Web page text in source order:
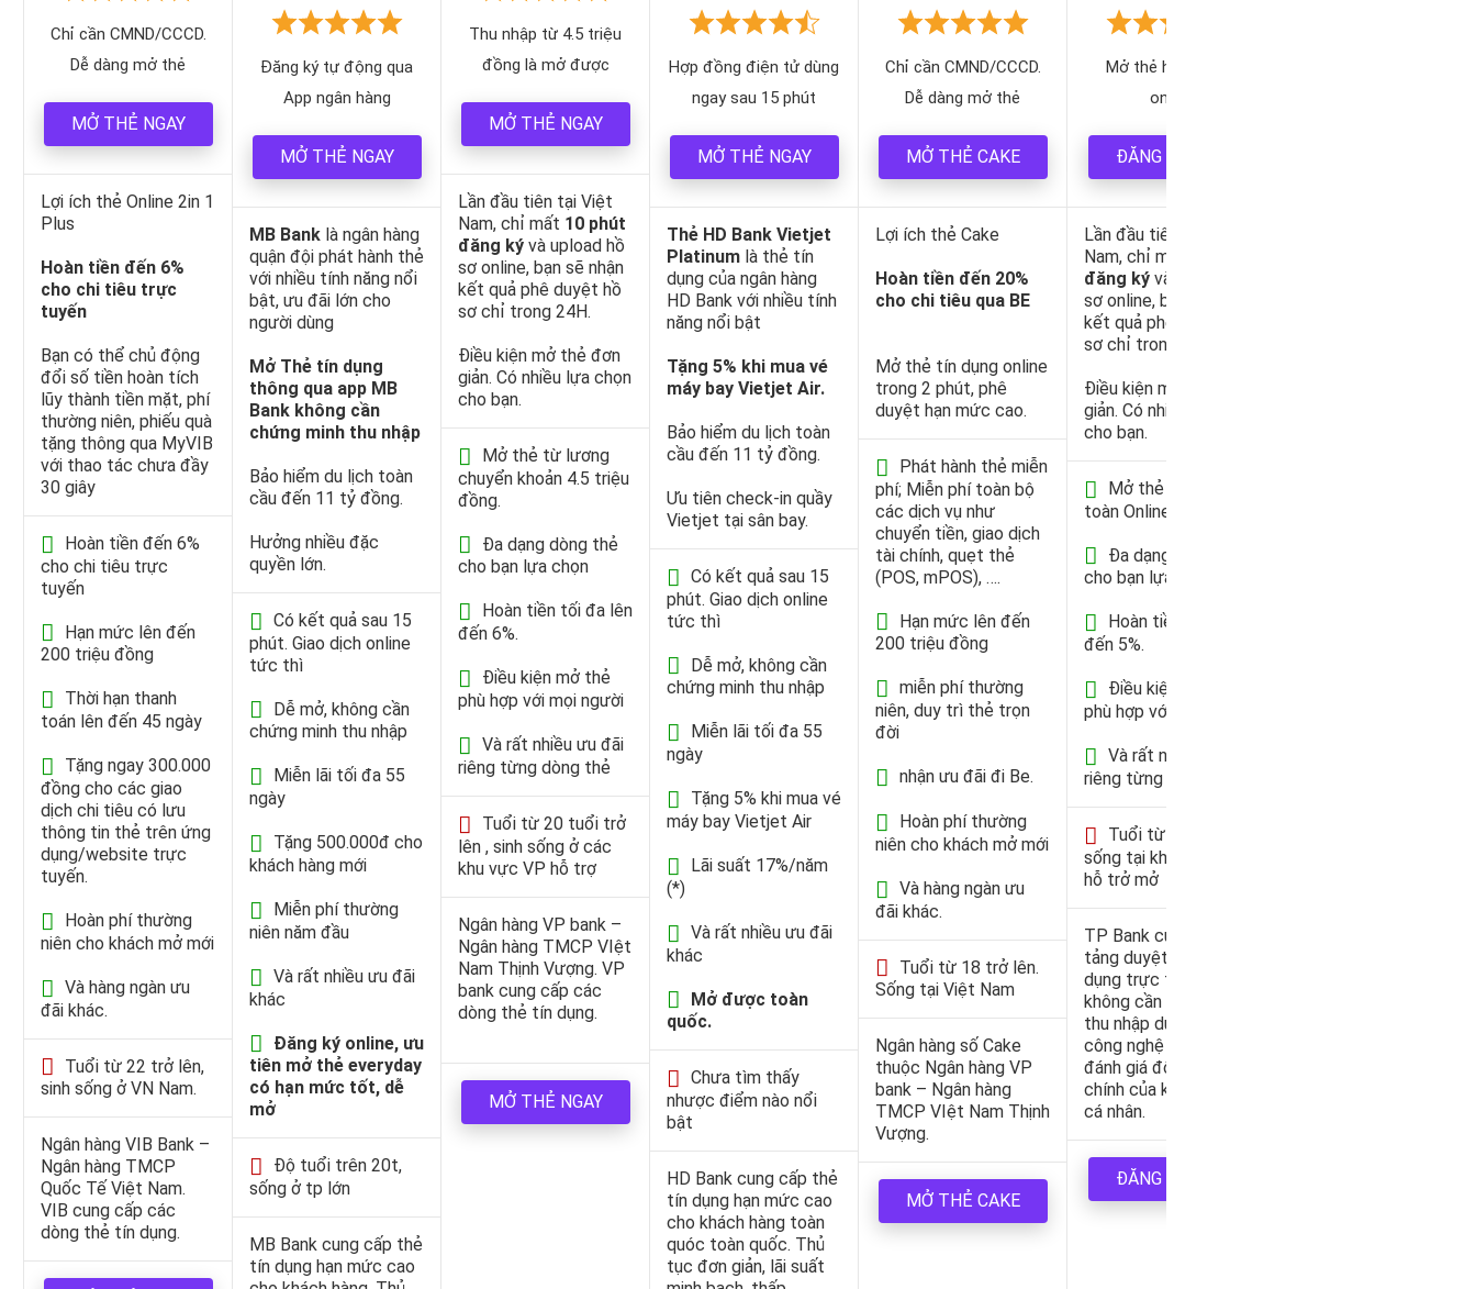
Chỉ cần CMND/CCCD.
Dễ dàng mở thẻ
MỞ THẺ NGAY
Lợi ích thẻ Online 2in 1
Plus
Hoàn tiền đến 6%
cho chi tiêu trực
tuyến
Bạn có thể chủ động
đổi số tiền hoàn tích
lũy thành tiền mặt, phí
thường niên, phiếu quà
tặng thông qua MyVIB
với thao tác chưa đầy
30 giây
Hoàn tiền đến 6%
cho chi tiêu trực
tuyến
Hạn mức lên đến
200 triệu đồng
Thời hạn thanh
toán lên đến 45 ngày
Tặng ngay 300.000
đồng cho các giao
dịch chi tiêu có lưu
thông tin thẻ trên ứng
dụng/website trực
tuyến.
Hoàn phí thường
niên cho khách mở mới
Và hàng ngàn ưu
đãi khác.
Tuổi từ 22 trở lên,
sinh sống ở VN Nam.
Ngân hàng VIB Bank –
Ngân hàng TMCP
Quốc Tế Việt Nam.
VIB cung cấp các
dòng thẻ tín dụng.
Đăng ký tự động qua
App ngân hàng
MỞ THẺ NGAY
MB Bank là ngân hàng
quận đội phát hành thẻ
với nhiều tính năng nổi
bật, ưu đãi lớn cho
người dùng
Mở Thẻ tín dụng
thông qua app MB
Bank không cần
chứng minh thu nhập
Bảo hiểm du lịch toàn
cầu đến 11 tỷ đồng.
Hưởng nhiều đặc
quyền lớn.
Có kết quả sau 15
phút. Giao dịch online
tức thì
Dễ mở, không cần
chứng minh thu nhập
Miễn lãi tối đa 55
ngày
Tặng 500.000đ cho
khách hàng mới
Miễn phí thường
niên năm đầu
Và rất nhiều ưu đãi
khác
Đăng ký online, ưu
tiên mở thẻ everyday
có hạn mức tốt, dễ
mở
Độ tuổi trên 20t,
sống ở tp lớn
MB Bank cung cấp thẻ
tín dụng hạn mức cao
Thu nhập từ 4.5 triệu
đồng là mở được
MỞ THẺ NGAY
Lần đầu tiên tại Việt
Nam, chỉ mất 10 phút
đăng ký và upload hồ
sơ online, bạn sẽ nhận
kết quả phê duyệt hồ
sơ chỉ trong 24H.
Điều kiện mở thẻ đơn
giản. Có nhiều lựa chọn
cho bạn.
Mở thẻ từ lương
chuyển khoản 4.5 triệu
đồng.
Đa dạng dòng thẻ
cho bạn lựa chọn
Hoàn tiền tối đa lên
đến 6%.
Điều kiện mở thẻ
phù hợp với mọi người
Và rất nhiều ưu đãi
riêng từng dòng thẻ
Tuổi từ 20 tuổi trở
lên , sinh sống ở các
khu vực VP hỗ trợ
Ngân hàng VP bank –
Ngân hàng TMCP VIệt
Nam Thịnh Vượng. VP
bank cung cấp các
dòng thẻ tín dụng.
MỞ THẺ NGAY
Hợp đồng điện tử dùng
ngay sau 15 phút
MỞ THẺ NGAY
Thẻ HD Bank Vietjet
Platinum là thẻ tín
dụng của ngân hàng
HD Bank với nhiều tính
năng nổi bật
Tặng 5% khi mua vé
máy bay Vietjet Air.
Bảo hiểm du lịch toàn
cầu đến 11 tỷ đồng.
Ưu tiên check-in quầy
Vietjet tại sân bay.
Có kết quả sau 15
phút. Giao dịch online
tức thì
Dễ mở, không cần
chứng minh thu nhập
Miễn lãi tối đa 55
ngày
Tặng 5% khi mua vé
máy bay Vietjet Air
Lãi suất 17%/năm
(*)
Và rất nhiều ưu đãi
khác
Mở được toàn
quốc.
Chưa tìm thấy
nhược điểm nào nổi
bật
HD Bank cung cấp thẻ
tín dụng hạn mức cao
cho khách hàng toàn
quóc toàn quốc. Thủ
tục đơn giản, lãi suất
Chỉ cần CMND/CCCD.
Dễ dàng mở thẻ
MỞ THẺ CAKE
Lợi ích thẻ Cake
Hoàn tiền đến 20%
cho chi tiêu qua BE
Mở thẻ tín dụng online
trong 2 phút, phê
duyệt hạn mức cao.
Phát hành thẻ miễn
phí; Miễn phí toàn bộ
các dịch vụ như
chuyển tiền, giao dịch
tài chính, quẹt thẻ
(POS, mPOS), ….
Hạn mức lên đến
200 triệu đồng
miễn phí thường
niên, duy trì thẻ trọn
đời
nhận ưu đãi đi Be.
Hoàn phí thường
niên cho khách mở mới
Và hàng ngàn ưu
đãi khác.
Tuổi từ 18 trở lên.
Sống tại Việt Nam
Ngân hàng số Cake
thuộc Ngân hàng VP
bank – Ngân hàng
TMCP VIệt Nam Thịnh
Vượng.
MỞ THẺ CAKE
Mở thẻ hoàn toàn
online
ĐĂNG KÝ THẺ
Lần đầu tiên tại Việt
Nam, chỉ mất
đăng ký và upload hồ
sơ online, bạn sẽ nhận
kết quả phê duyệt hồ
sơ chỉ trong 2H.
Điều kiện mở thẻ đơn
giản. Có nhiều lựa chọn
cho bạn.
Mở thẻ 100% hoàn
toàn Online
Đa dạng dòng thẻ
cho bạn lựa chọn
Hoàn tiền tối đa lên
đến 5%.
Điều kiện mở thẻ
phù hợp với mọi người
Và rất nhiều ưu đãi
riêng từng dòng thẻ
Tuổi từ 22 đên 55
sống tại khu vực TP
hỗ trở mở
TP Bank cung cấp nền
tảng duyệt thẻ tín
dụng trực tuyến,
không cần chứng minh
thu nhập dựa trên
công nghệ độc quyền
đánh giá độ tin cậy tài
chính của khách hàng
cá nhân.
ĐĂNG KÝ THẺ